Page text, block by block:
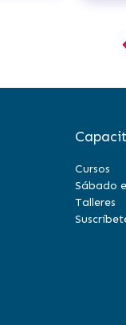
Cursos
Sábado
Talleres